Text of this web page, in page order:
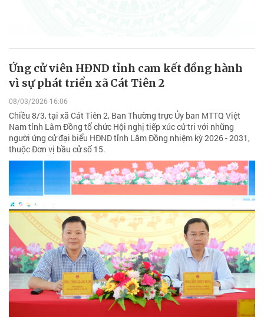
Ứng cử viên HĐND tỉnh cam kết đồng hành
vì sự phát triển xã Cát Tiên 2
08/03/2026 16:06
Chiều 8/3, tại xã Cát Tiên 2, Ban Thường trực Ủy ban MTTQ Việt
Nam tỉnh Lâm Đồng tổ chức Hội nghị tiếp xúc cử tri với những
người ứng cử đại biểu HĐND tỉnh Lâm Đồng nhiệm kỳ 2026 - 2031,
thuộc Đơn vị bầu cử số 15.